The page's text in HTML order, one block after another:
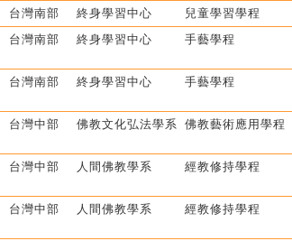
台灣南部 終身學習中心 兒童學習學程
台灣南部 終身學習中心 手藝學程
台灣南部 終身學習中心 手藝學程
台灣中部 佛教文化弘法學系 佛教藝術應用學程
台灣中部 人間佛教學系 經教修持學程
台灣中部 人間佛教學系 經教修持學程